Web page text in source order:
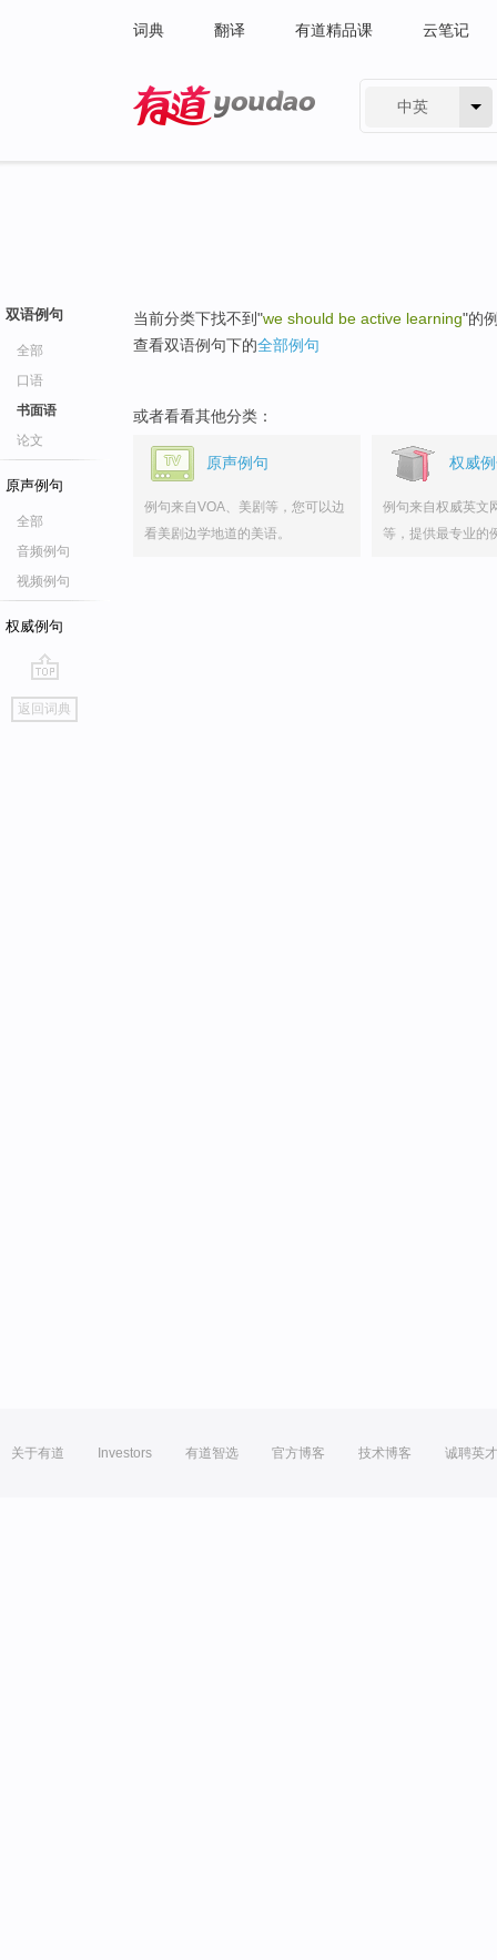
词典 翻译 有道精品课 云笔记
中英
双语例句
全部
口语
书面语
论文
原声例句
全部
音频例句
视频例句
权威例句
go
top
返回词典
当前分类下找不到"we should be active learning"的
查看双语例句下的全部例句
或者看看其他分类：
原声例句
例句来自VOA、美剧等，您可以边
看美剧边学地道的美语。
权威
例句来自权威英文
等，提供最专业的
关于有道 Investors 有道智选 官方博客 技术博客 诚聘英才